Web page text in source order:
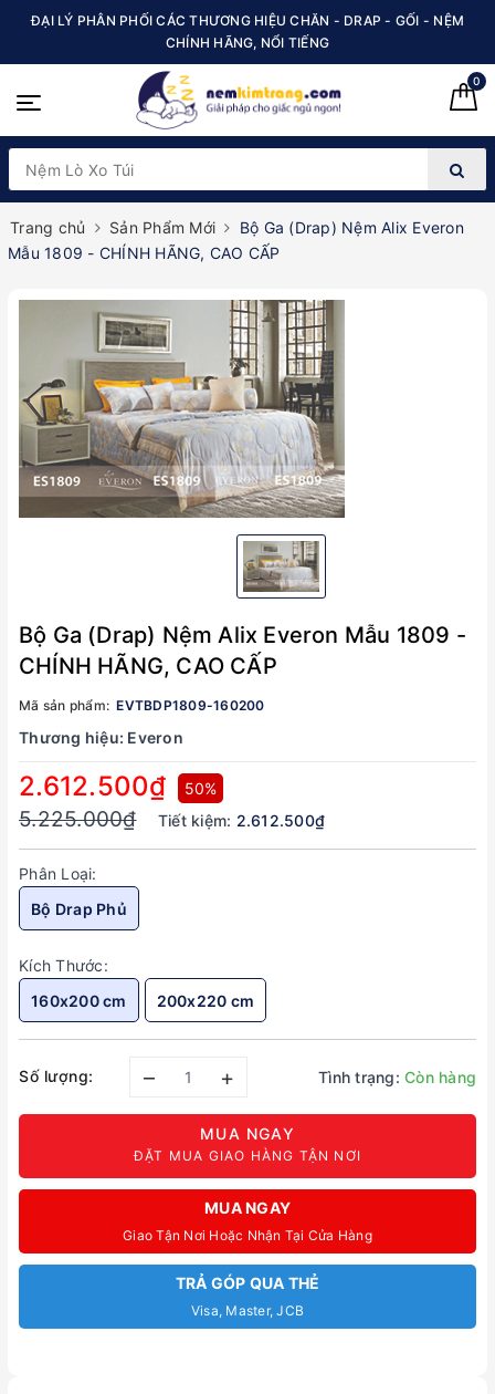
ĐẠI LÝ PHÂN PHỐI CÁC THƯƠNG HIỆU CHĂN - DRAP - GỐI - NỆM
CHÍNH HÃNG, NỔI TIẾNG
0
Trang chủ Sản Phẩm Mới
Bộ Ga (Drap) Nệm Alix Everon
Mẫu 1809 - CHÍNH HÃNG, CAO CẤP
Bộ Ga (Drap) Nệm Alix Everon Mẫu 1809 -
CHÍNH HÃNG, CAO CẤP
Mã sản phẩm: EVTBDP1809-160200
Thương hiệu: Everon
2.612.500₫ 50%
5.225.000₫ Tiết kiệm: 2.612.500₫
Phân Loại:
Bộ Drap Phủ
Kích Thước:
160x200 cm
200x220 cm
Số lượng: – + Tình trạng: Còn hàng
MUA NGAY
ĐẶT MUA GIAO HÀNG TẬN NƠI
MUA NGAY
Giao Tận Nơi Hoặc Nhận Tại Cửa Hàng
TRẢ GÓP QUA THẺ
Visa, Master, JCB